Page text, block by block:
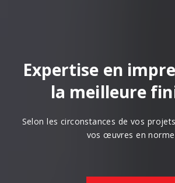
Expertise en
la meilleure
Selon les circonstances de vos
vos œuvres en norme